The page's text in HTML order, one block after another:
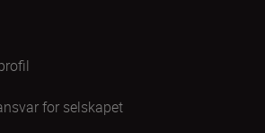
for selskapet